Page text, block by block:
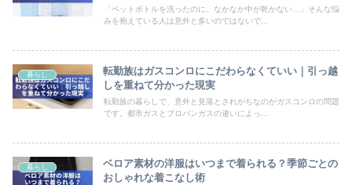
「ペットボトルを洗ったのに、なかなか中が乾かない…」そんな悩
みを抱えている人は意外と多いのではないで...
暮らし
転勤族はガスコンロにこだわらなくていい｜引っ越
しを重ねて分かった現実
転勤族の暮らしで、意外と見落とされがちなのがガスコンロの問題
です。都市ガスとプロパンガスの違いによっ...
暮らし
ベロア素材の洋服はいつまで着られる？季節ごとの
おしゃれな着こなし術